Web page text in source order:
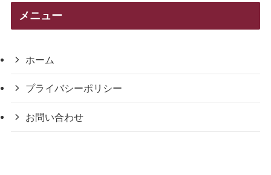
メニュー
ホーム
プライバシーポリシー
お問い合わせ